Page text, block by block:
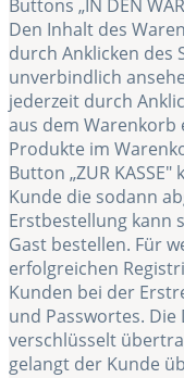
Buttons „IN DEN
Den Inhalt des
durch Anklicken des
unverbindlich
jederzeit durch
aus dem Warenkorb
Produkte im
Button „ZUR
Kunde die sodann
Erstbestellung kann
Gast bestellen. Für
erfolgreichen
Kunden bei der
und Passwortes.
verschlüsselt
gelangt der Kunde